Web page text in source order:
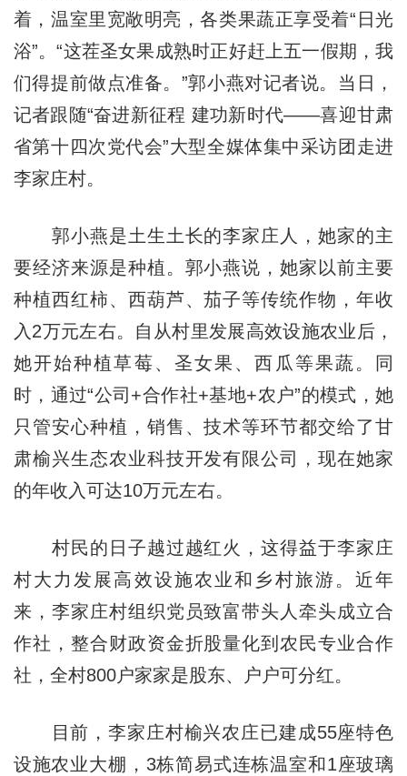
着，温室里宽敞明亮，各类果蔬正享受着“日光
浴”。“这茬圣女果成熟时正好赶上五一假期，我
们得提前做点准备。”郭小燕对记者说。当日，
记者跟随“奋进新征程 建功新时代——喜迎甘肃
省第十四次党代会”大型全媒体集中采访团走进
李家庄村。
郭小燕是土生土长的李家庄人，她家的主
要经济来源是种植。郭小燕说，她家以前主要
种植西红柿、西葫芦、茄子等传统作物，年收
入2万元左右。自从村里发展高效设施农业后，
她开始种植草莓、圣女果、西瓜等果蔬。同
时，通过“公司+合作社+基地+农户”的模式，她
只管安心种植，销售、技术等环节都交给了甘
肃榆兴生态农业科技开发有限公司，现在她家
的年收入可达10万元左右。
村民的日子越过越红火，这得益于李家庄
村大力发展高效设施农业和乡村旅游。近年
来，李家庄村组织党员致富带头人牵头成立合
作社，整合财政资金折股量化到农民专业合作
社，全村800户家家是股东、户户可分红。
目前，李家庄村榆兴农庄已建成55座特色
设施农业大棚，3栋简易式连栋温室和1座玻璃